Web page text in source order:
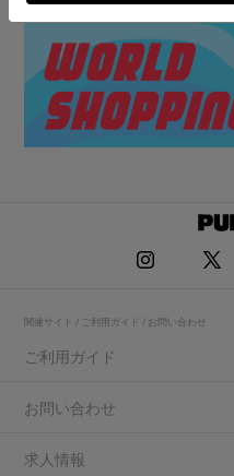
関連サイト / ご利用ガイド / お問い合わせ
ご利用ガイド
お問い合わせ
求人情報